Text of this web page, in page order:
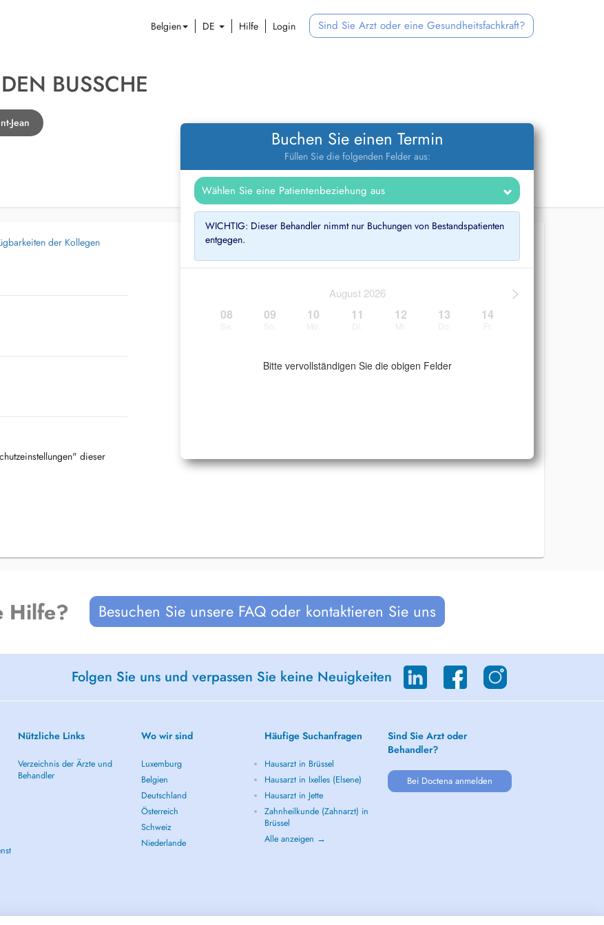
Belgien DE Hilfe Login Sind Sie Arzt oder eine Gesundheitsfachkraft?
BUSSCHE
Jean
Buchen Sie einen Termin
Füllen Sie die folgenden Felder aus:
WICHTIG: Dieser Behandler nimmt nur Buchungen von Bestandspatienten
entgegen.
>
August 2026
08 09 10 11 12 13 14
Bitte vervollständigen Sie die obigen Felder
der Kollegen
dieser
Hilfe? Besuchen Sie unsere FAQ oder kontaktieren Sie uns
Folgen Sie uns und verpassen Sie keine Neuigkeiten
Nützliche Links
Verzeichnis der Ärzte und
Behandler
Wo wir sind
Luxemburg
Belgien
Deutschland
Österreich
Schweiz
Niederlande
Häufige Suchanfragen
Hausarzt in Brüssel
Hausarzt in Ixelles (Elsene)
Hausarzt in Jette
Zahnheilkunde (Zahnarzt) in
Brüssel
Alle anzeigen →
Sind Sie Arzt oder
Behandler?
Bei Doctena anmelden